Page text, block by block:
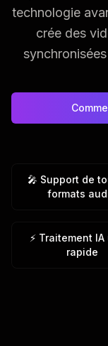
technologie
crée des
🎤 Support de
formats
⚡ Traitement
rapide